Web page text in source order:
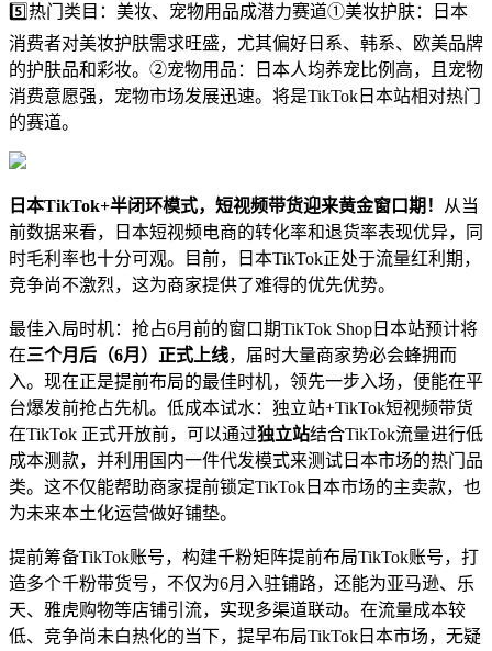
5️⃣热门类目：美妆、宠物用品成潜力赛道①美妆护肤：日本
消费者对美妆护肤需求旺盛，尤其偏好日系、韩系、欧美品牌
的护肤品和彩妆。②宠物用品：日本人均养宠比例高，且宠物
消费意愿强，宠物市场发展迅速。将是TikTok日本站相对热门
的赛道。
日本TikTok+半闭环模式，短视频带货迎来黄金窗口期！
从当
前数据来看，日本短视频电商的转化率和退货率表现优异，同
时毛利率也十分可观。目前，日本TikTok正处于流量红利期，
竞争尚不激烈，这为商家提供了难得的优先优势。
最佳入局时机：抢占6月前的窗口期TikTok Shop日本站预计将
在三个月后（6月）正式上线，届时大量商家势必会蜂拥而
入。现在正是提前布局的最佳时机，领先一步入场，便能在平
台爆发前抢占先机。低成本试水：独立站+TikTok短视频带货
在TikTok 正式开放前，可以通过独立站结合TikTok流量进行低
成本测款，并利用国内一件代发模式来测试日本市场的热门品
类。这不仅能帮助商家提前锁定TikTok日本市场的主卖款，也
为未来本土化运营做好铺垫。
提前筹备TikTok账号，构建千粉矩阵提前布局TikTok账号，打
造多个千粉带货号，不仅为6月入驻铺路，还能为亚马逊、乐
天、雅虎购物等店铺引流，实现多渠道联动。在流量成本较
低、竞争尚未白热化的当下，提早布局TikTok日本市场，无疑